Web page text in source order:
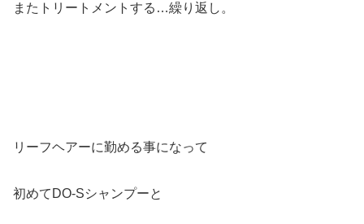
またトリートメントする…繰り返し。
リーフヘアーに勤める事になって
初めてDO-Sシャンプーと